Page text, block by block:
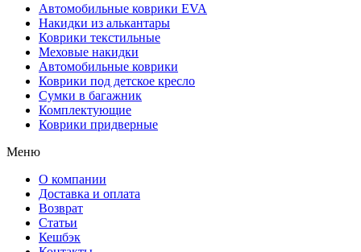
Автомобильные коврики EVA
Накидки из алькантары
Коврики текстильные
Меховые накидки
Автомобильные коврики
Коврики под детское кресло
Сумки в багажник
Комплектующие
Коврики придверные
Меню
О компании
Доставка и оплата
Возврат
Статьи
Кешбэк